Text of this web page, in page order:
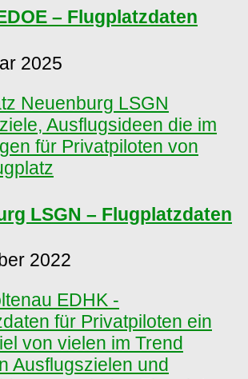
– Flugplatzdaten
2025
LSGN – Flugplatzdaten
2022